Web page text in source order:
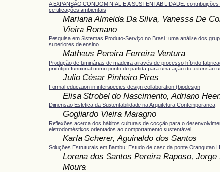
A EXPANSÃO CONDOMINIAL E A SUSTENTABILIDADE:
certificações ambientais
Mariana Almeida Da Silva, Vanessa De
Vieira Romano
Pesquisa em Sistemas Produto-Serviço no Brasil: uma análise dos
superiores de ensino
Matheus Pereira Ferreira Ventura
Produção de luminárias de madeira através de processo híbrido
protótipo funcional como ponto de partida para uma ação de extensão
Julio César Pinheiro Pires
Formal education in interspecies design collaboration (biodesign
Elisa Strobel do Nascimento, Adriano
Dimensão Estética da Sustentabilidade na Arquitetura Contemporânea
Gogliardo Vieira Maragno
Reflexões acerca dos hábitos culturais de cocção para o
eletrodomésticos orientados ao comportamento sustentável
Karla Scherer, Aguinaldo dos Santos
Soluções Estruturais em Bambu: Estudo de caso da ponte Orangutan
Lorena dos Santos Pereira Raposo, Jorge
Moura